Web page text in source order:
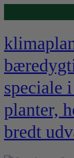
speciale
planter,
bredt